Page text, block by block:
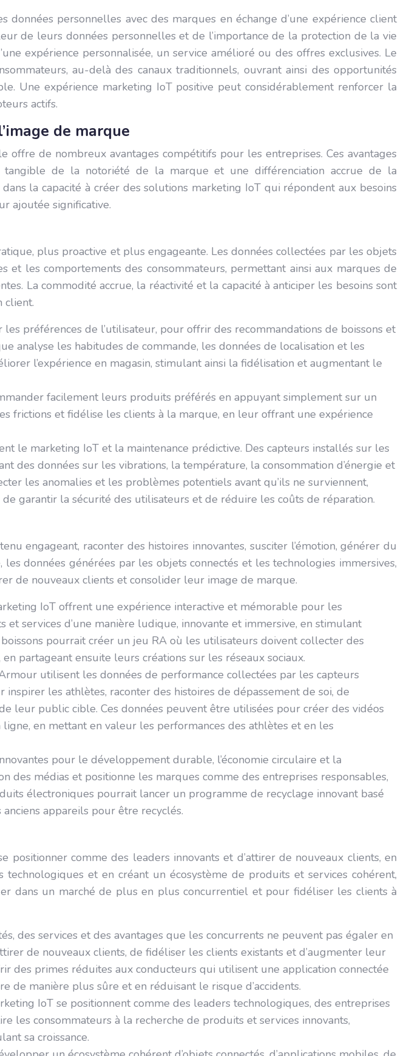
personnelles avec des marques en échange d’une expérience client
de leurs données personnelles et de l’importance de la protection de la vie
expérience personnalisée, un service amélioré ou des offres exclusives. Le
au-delà des canaux traditionnels, ouvrant ainsi des opportunités
Une expérience marketing IoT positive peut considérablement renforcer la
actifs.
de marque
de nombreux avantages compétitifs pour les entreprises. Ces avantages
tangible de la notoriété de la marque et une différenciation accrue de la
la capacité à créer des solutions marketing IoT qui répondent aux besoins
ajoutée significative.
plus proactive et plus engageante. Les données collectées par les objets
et les comportements des consommateurs, permettant ainsi aux marques de
La commodité accrue, la réactivité et la capacité à anticiper les besoins sont
client.
préférences de l’utilisateur, pour offrir des recommandations de boissons et
analyse les habitudes de commande, les données de localisation et les
l’expérience en magasin, stimulant ainsi la fidélisation et augmentant le
facilement leurs produits préférés en appuyant simplement sur un
frictions et fidélise les clients à la marque, en leur offrant une expérience
le marketing IoT et la maintenance prédictive. Des capteurs installés sur les
des données sur les vibrations, la température, la consommation d’énergie et
les anomalies et les problèmes potentiels avant qu’ils ne surviennent,
garantir la sécurité des utilisateurs et de réduire les coûts de réparation.
engageant, raconter des histoires innovantes, susciter l’émotion, générer du
données générées par les objets connectés et les technologies immersives,
de nouveaux clients et consolider leur image de marque.
IoT offrent une expérience interactive et mémorable pour les
services d’une manière ludique, innovante et immersive, en stimulant
pourrait créer un jeu RA où les utilisateurs doivent collecter des
partageant ensuite leurs créations sur les réseaux sociaux.
utilisent les données de performance collectées par les capteurs
les athlètes, raconter des histoires de dépassement de soi, de
leur public cible. Ces données peuvent être utilisées pour créer des vidéos
en mettant en valeur les performances des athlètes et en les
pour le développement durable, l’économie circulaire et la
des médias et positionne les marques comme des entreprises responsables,
électroniques pourrait lancer un programme de recyclage innovant basé
appareils pour être recyclés.
comme des leaders innovants et d’attirer de nouveaux clients, en
et en créant un écosystème de produits et services cohérent,
dans un marché de plus en plus concurrentiel et pour fidéliser les clients à
des services et des avantages que les concurrents ne peuvent pas égaler en
de nouveaux clients, de fidéliser les clients existants et d’augmenter leur
des primes réduites aux conducteurs qui utilisent une application connectée
manière plus sûre et en réduisant le risque d’accidents.
IoT se positionnent comme des leaders technologiques, des entreprises
les consommateurs à la recherche de produits et services innovants,
sa croissance.